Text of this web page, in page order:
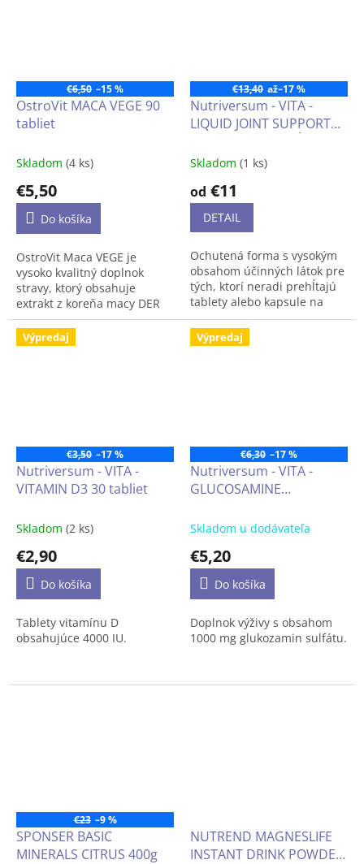
- Bez prísad
- Aplikácia: prevencia alebo
pri akútnom probléme
Krabica obsahuje 10 sáčkov,
každý 4.0g
€6,50 –15 %
OstroVit MACA VEGE 90
tabliet
Skladom (4 ks)
€5,50
Do košíka
OstroVit Maca VEGE je
vysoko kvalitný doplnok
stravy, ktorý obsahuje
extrakt z koreňa macy DER
10:1. Ide o vegánsky
prípravok dostupný vo forme
ľahko prehĺtateľných tabliet.
€13,40 až–17 %
Nutriversum - VITA -
LIQUID JOINT SUPPORT
500 ml
Skladom (1 ks)
od €11
DETAIL
Ochutená forma s vysokým
obsahom účinných látok pre
tých, ktorí neradi prehĺtajú
tablety alebo kapsule na
ochranu kĺbov.
Výpredaj
€3,50 –17 %
Nutriversum - VITA -
VITAMIN D3 30 tabliet
Skladom (2 ks)
€2,90
Do košíka
Tablety vitamínu D
obsahujúce 4000 IU.
Výpredaj
€6,30 –17 %
Nutriversum - VITA -
GLUCOSAMINE
sulfát) 60 tabliet
Skladom u dodávateľa
€5,20
Do košíka
Doplnok výživy s obsahom
1000 mg glukozamin sulfátu.
€23 –9 %
SPONSER BASIC
MINERALS CITRUS 400g
NUTREND MAGNESLIFE
INSTANT DRINK POWDER